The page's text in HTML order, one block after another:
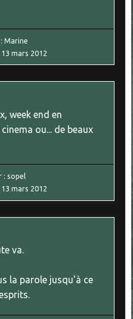
:Marine
mars 2012
week end en
ou... de beaux
: sopel
mars 2012
va.
la parole jusqu'à ce